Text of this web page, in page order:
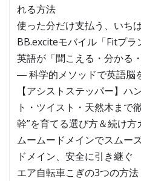
れる方法
使った分だけ支払う、いち
BB.exciteモバイル「Fitプラ
英語が「聞こえる・分かる
― 科学的メソッドで英語脳
【アシストステッパー】ハ
ト・ツイスト・天然木まで
幹”を育てる選び方＆続け方
ムームードメインでスムー
ドメイン、安全に引き継ぐ
エア自転車こぎの3つの方